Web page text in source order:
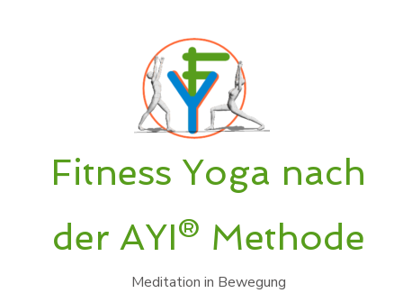
Fitness Yoga nach
der AYI® Methode
Meditation in Bewegung